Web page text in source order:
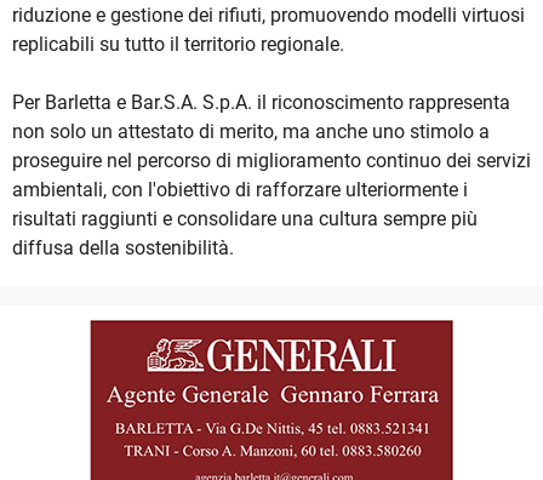
riduzione e gestione dei rifiuti, promuovendo modelli virtuosi
replicabili su tutto il territorio regionale.
Per Barletta e Bar.S.A. S.p.A. il riconoscimento rappresenta
non solo un attestato di merito, ma anche uno stimolo a
proseguire nel percorso di miglioramento continuo dei servizi
ambientali, con l'obiettivo di rafforzare ulteriormente i
risultati raggiunti e consolidare una cultura sempre più
diffusa della sostenibilità.